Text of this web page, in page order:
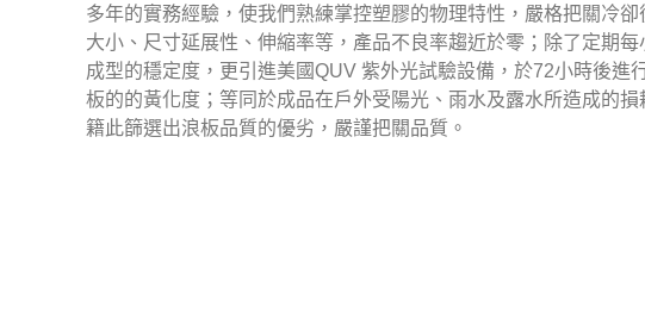
多年的實務經驗，使我們熟練掌控塑膠的物理特性，嚴格把關冷卻
大小、尺寸延展性、伸縮率等，產品不良率趨近於零；除了定期每
成型的穩定度，更引進美國QUV 紫外光試驗設備，於72小時後進
板的的黃化度；等同於成品在戶外受陽光、雨水及露水所造成的損
籍此篩選出浪板品質的優劣，嚴謹把關品質。